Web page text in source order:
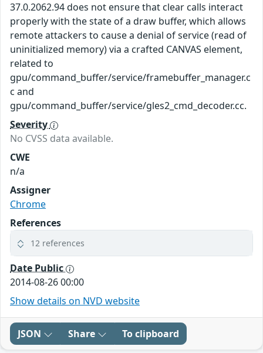
37.0.2062.94 does not ensure that clear calls interact
properly with the state of a draw buffer, which allows
remote attackers to cause a denial of service (read of
uninitialized memory) via a crafted CANVAS element,
related to
gpu/command_buffer/service/framebuffer_manager.c
c and
gpu/command_buffer/service/gles2_cmd_decoder.cc.
Severity
No CVSS data available.
CWE
n/a
Assigner
Chrome
References
12 references
Date Public
2014-08-26 00:00
Show details on NVD website
JSON Share To clipboard